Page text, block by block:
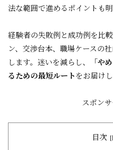
法な範囲で進めるポイントも明
経験者の失敗例と成功例を比
ン、交渉台本、職場ケースの
します。迷いを減らし、
「や
るための最短ルートをお届けし
スポン
目次